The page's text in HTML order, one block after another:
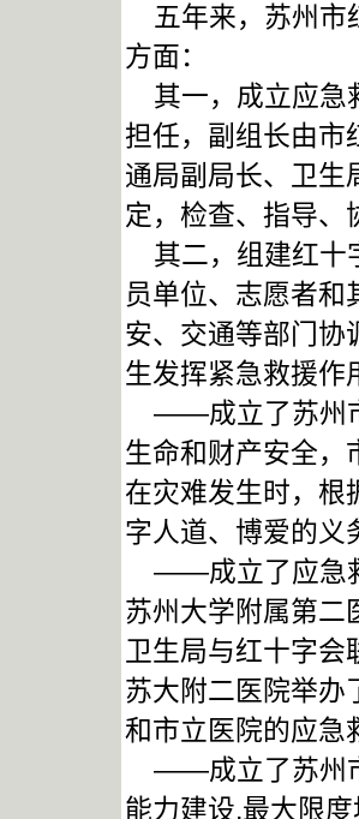
五年来，苏州市
方面：
其一，成立应急
担任，副组长由市
通局副局长、卫生
定，检查、指导、
其二，组建红十
员单位、志愿者
安、交通等部门协
生发挥紧急救援作
——成立了苏州市
生命和财产安全，
在灾难发生时，根
字人道、博爱的义
——成立了应急救
苏州大学附属第二
卫生局与红十字会
苏大附二医院举办
和市立医院的应急
——成立了苏州市
能力建设,最大限